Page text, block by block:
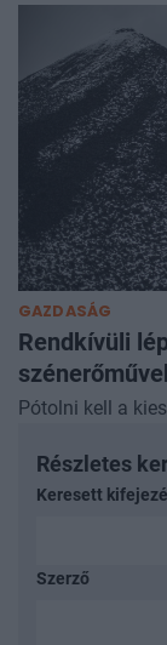
GAZDASÁG
Rendkívüli
Pótolni kell a
Részletes
Keresett
Szerző